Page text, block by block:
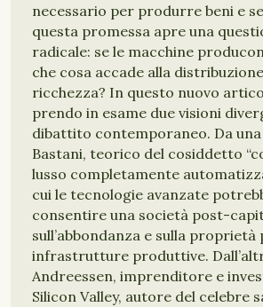
necessario per produrre beni e
questa promessa apre una
radicale: se le macchine
che cosa accade alla
ricchezza? In questo nuovo
prendo in esame due visioni
dibattito contemporaneo. Da
Bastani, teorico del cosiddetto
lusso completamente
cui le tecnologie avanzate
consentire una società post-
sull’abbondanza e sulla proprietà
infrastrutture produttive.
Andreessen, imprenditore e
Silicon Valley, autore del celebre